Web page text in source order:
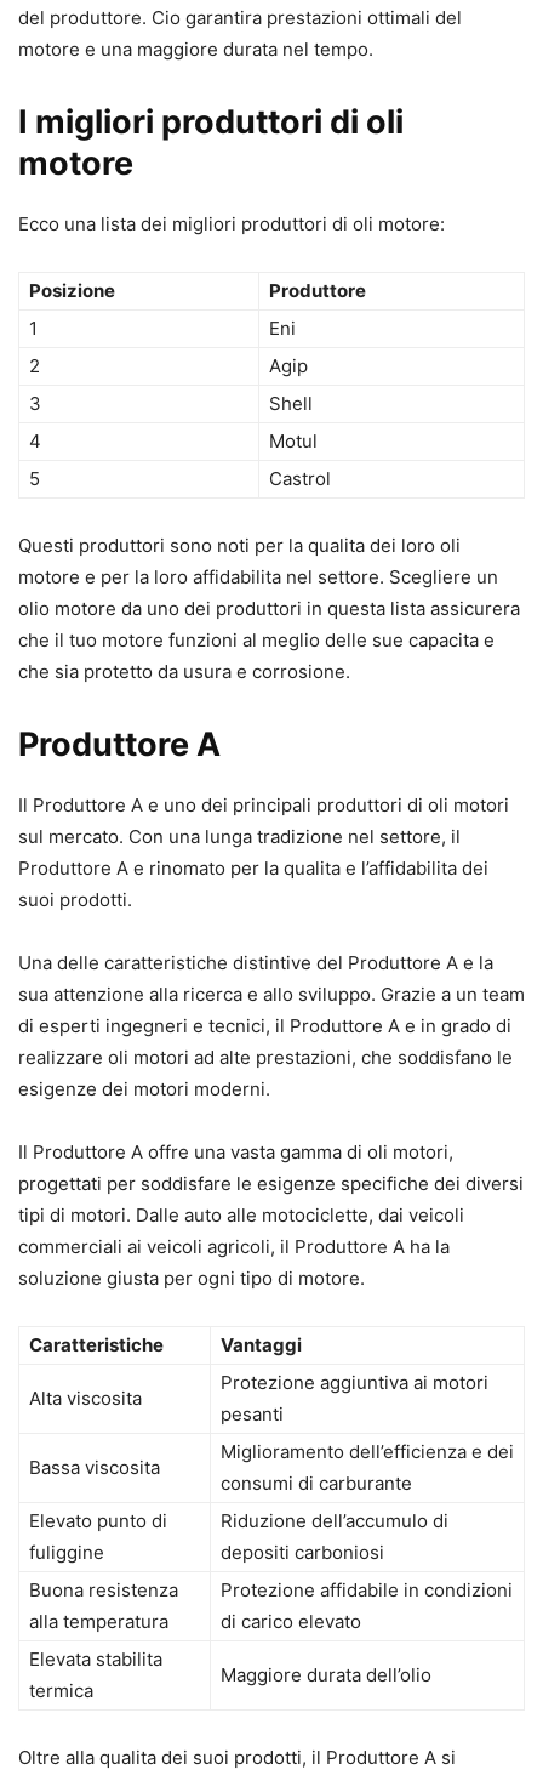
del produttore. Cio garantira prestazioni ottimali del
motore e una maggiore durata nel tempo.
I migliori produttori di oli
motore
Ecco una lista dei migliori produttori di oli motore:
Posizione
Produttore
1
Eni
2
Agip
3
Shell
4
Motul
5
Castrol
Questi produttori sono noti per la qualita dei loro oli
motore e per la loro affidabilita nel settore. Scegliere un
olio motore da uno dei produttori in questa lista assicurera
che il tuo motore funzioni al meglio delle sue capacita e
che sia protetto da usura e corrosione.
Produttore A
Il Produttore A e uno dei principali produttori di oli motori
sul mercato. Con una lunga tradizione nel settore, il
Produttore A e rinomato per la qualita e l’affidabilita dei
suoi prodotti.
Una delle caratteristiche distintive del Produttore A e la
sua attenzione alla ricerca e allo sviluppo. Grazie a un team
di esperti ingegneri e tecnici, il Produttore A e in grado di
realizzare oli motori ad alte prestazioni, che soddisfano le
esigenze dei motori moderni.
Il Produttore A offre una vasta gamma di oli motori,
progettati per soddisfare le esigenze specifiche dei diversi
tipi di motori. Dalle auto alle motociclette, dai veicoli
commerciali ai veicoli agricoli, il Produttore A ha la
soluzione giusta per ogni tipo di motore.
Caratteristiche Vantaggi
Alta viscosita
Protezione aggiuntiva ai motori
pesanti
Bassa viscosita
Miglioramento dell’efficienza e dei
consumi di carburante
Elevato punto di
fuliggine
Riduzione dell’accumulo di
depositi carboniosi
Buona resistenza
alla temperatura
Protezione affidabile in condizioni
di carico elevato
Elevata stabilita
termica
Maggiore durata dell’olio
Oltre alla qualita dei suoi prodotti, il Produttore A si